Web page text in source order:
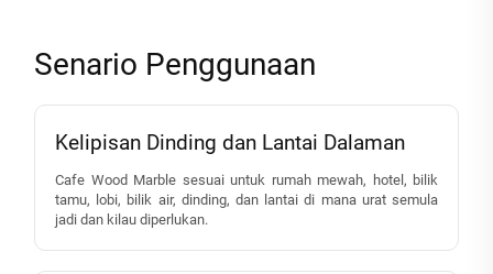
Senario Penggunaan
Kelipisan Dinding dan Lantai Dalaman
Cafe Wood Marble sesuai untuk rumah mewah, hotel, bilik
tamu, lobi, bilik air, dinding, dan lantai di mana urat semula
jadi dan kilau diperlukan.